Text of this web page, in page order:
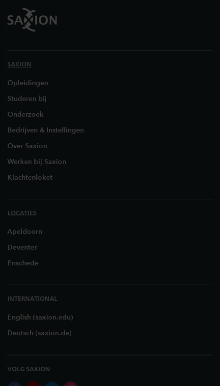
SAXION
Opleidingen
Studeren bij
Onderzoek
Bedrijven & Instellingen
Over Saxion
Werken bij Saxion
Klachtenloket
LOCATIES
Apeldoorn
Deventer
Enschede
INTERNATIONAL
English (saxion.edu)
Deutsch (saxion.de)
VOLG SAXION